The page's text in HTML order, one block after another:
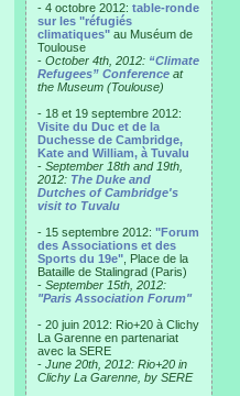
- 4 octobre 2012: table-ronde
sur les "réfugiés
climatiques" au Muséum de
Toulouse
- October 4th, 2012: “Climate
Refugees” Conference at
the Museum (Toulouse)
- 18 et 19 septembre 2012:
Visite du Duc et de la
Duchesse de Cambridge,
Kate and William, à Tuvalu
- September 18th and 19th,
2012: The Duke and
Dutches of Cambridge's
visit to Tuvalu
- 15 septembre 2012: "Forum
des Associations et des
Sports du 19e" , Place de la
Bataille de Stalingrad (Paris)
- September 15th, 2012:
"Paris Association Forum"
- 20 juin 2012: Rio+20 à Clichy
La Garenne en partenariat
avec la SERE
- June 20th, 2012: Rio+20 in
Clichy La Garenne, by SERE